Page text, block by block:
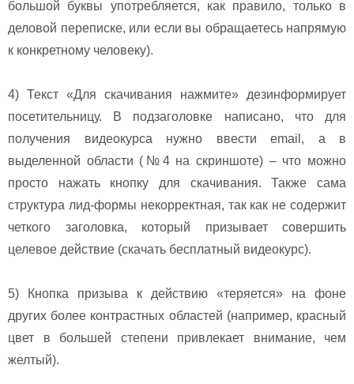
большой буквы употребляется, как правило, только в
деловой переписке, или если вы обращаетесь напрямую
к конкретному человеку).
4) Текст «Для скачивания нажмите» дезинформирует
посетительницу. В подзаголовке написано, что для
получения видеокурса нужно ввести email, а в
выделенной области (№4 на скриншоте) – что можно
просто нажать кнопку для скачивания. Также сама
структура лид-формы некорректная, так как не содержит
четкого заголовка, который призывает совершить
целевое действие (скачать бесплатный видеокурс).
5) Кнопка призыва к действию «теряется» на фоне
других более контрастных областей (например, красный
цвет в большей степени привлекает внимание, чем
желтый).